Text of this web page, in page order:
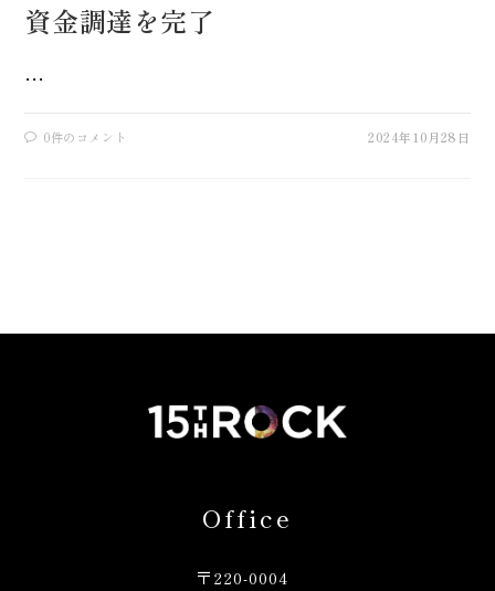
資金調達を完了
…
0件のコメント 2024年10月28日
Office
〒220-0004